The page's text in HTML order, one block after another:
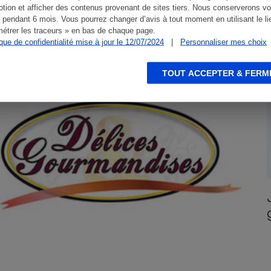
et afficher des contenus provenant de sites tiers. Nous conserverons
pendant 6 mois. Vous pourrez changer d’avis à tout moment en utilisant le
les traceurs » en bas de chaque page.
de confidentialité mise à jour le 12/07/2024
| Personnaliser mes choix
TOUT ACCEPTER &